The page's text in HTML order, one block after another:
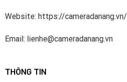
Website: https://cameradanang.vn/
Email: lienhe@cameradanang.vn
THÔNG TIN